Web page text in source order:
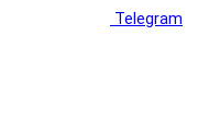
Telegram